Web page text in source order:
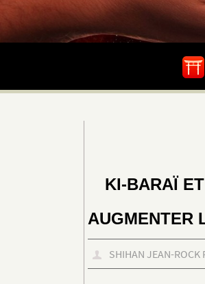
contenu
KI-BARAÏ
AUGMENTER
SHIHAN JEAN-ROCK